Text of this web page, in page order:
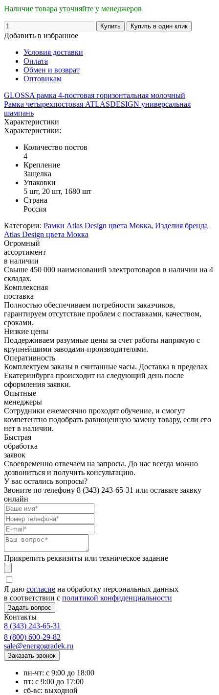
Наличие товара уточняйте у менеджеров
Добавить в избранное
Условия доставки
Оплата
Обмен и возврат
Оптовикам
GLOSSA рамка 4-постовая горизонтальная молочный
Рамка четырехпостовая ATLASDESIGN универсальная
шампань
Характеристики
Характеристики:
Количество постов
4
Крепление
Защелка
Упаковки
5 шт, 20 шт, 1680 шт
Страна
Россия
Категории: Рамки Atlas Design цвета Мокка, Изделия бренда
Atlas Design цвета Мокка
Огромный
ассортимент
в наличии
Свыше 450 000 наименований электротоваров в наличии на 4
складах.
Комплексная
поставка
Полностью обеспечиваем потребности заказчиков,
гарантируем отсутствие проблем с поставками, качеством,
сроками.
Низкие цены
Поддерживаем разумные цены за счет работы напрямую с
крупнейшими заводами-производителями.
Оперативность
Комплектуем заказы в считанные часы. Доставка в пределах
Екатеринбурга происходит на следующий день после
оформления заявки.
Опытные
менеджеры
Сотрудники ежемесячно проходят обучение, и смогут
компетентно подобрать равноценную замену товару, если его
нет в наличии.
Быстрая
обработка
заявок
Своевременно отвечаем на запросы. До нас всегда можно
дозвониться и получить консультацию.
У вас остались вопросы?
Звоните по телефону 8 (343) 243-65-31 или оставьте заявку
онлайн
Прикрепить реквизиты или техническое задание
Я даю согласие на обработку персональных данных
в соответствии с политикой конфиденциальности
Контакты
8 (343) 243-65-31
8 (800) 600-29-82
sale@energogradek.ru
пн-чт: с 9:00 до 18:00
пт: с 9:00 до 17:00
сб-вс: выходной